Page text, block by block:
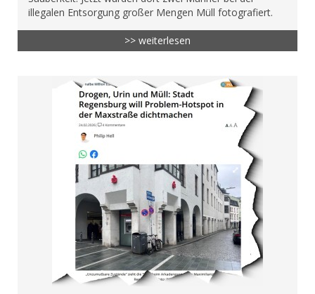
illegalen Entsorgung großer Mengen Müll fotografiert.
>> weiterlesen